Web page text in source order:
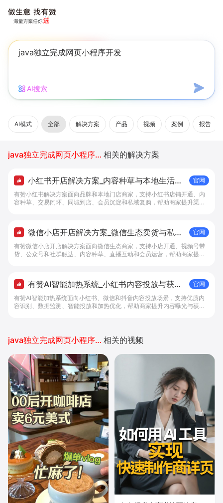
AI搜索
AI模式 全部 解决方案 产品 视频 案例 报告
java独立完成网页小程序开发 相关的解决方案
小红书开店解决方案_内容种草与本地生活转
化工具 - 做生意, 找有赞
官网
有赞小红书解决方案面向品牌和本地门店商家，支持小红书店铺开通、内
容种草、交易闭环、同城到店、会员沉淀和私域复购，帮助商家提升渠道
微信小店开店解决方案_微信生态卖货与私域
经营 - 做生意, 找有赞
官网
有赞微信小店开店解决方案面向微信生态商家，支持小店开通、视频号带
货、公众号和社群触达、内容种草、直播互动和会员运营，帮助商家提升
有赞AI智能加热系统_小红书内容投放与获客
提效解决方案 - 做生意, 找有赞
官网
有赞AI智能加热系统面向小红书、微信和抖音内容投放场景，支持优质内
容识别、数据监测、智能投放和加热优化，帮助商家提升内容曝光与获客
java独立完成网页小程序开发 相关的视频